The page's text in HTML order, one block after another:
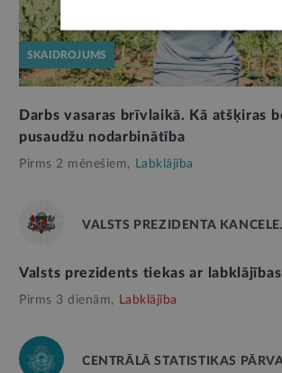
SKAIDROJUMS
Darbs vasaras brīvlaikā. Kā atšķiras
pusaudžu nodarbinātība
Pirms 2 mēnešiem, Labklājība
VALSTS PREZIDENTA
Valsts prezidents tiekas ar
Pirms 3 dienām, Labklājība
CENTRĀLĀ STATISTIKAS